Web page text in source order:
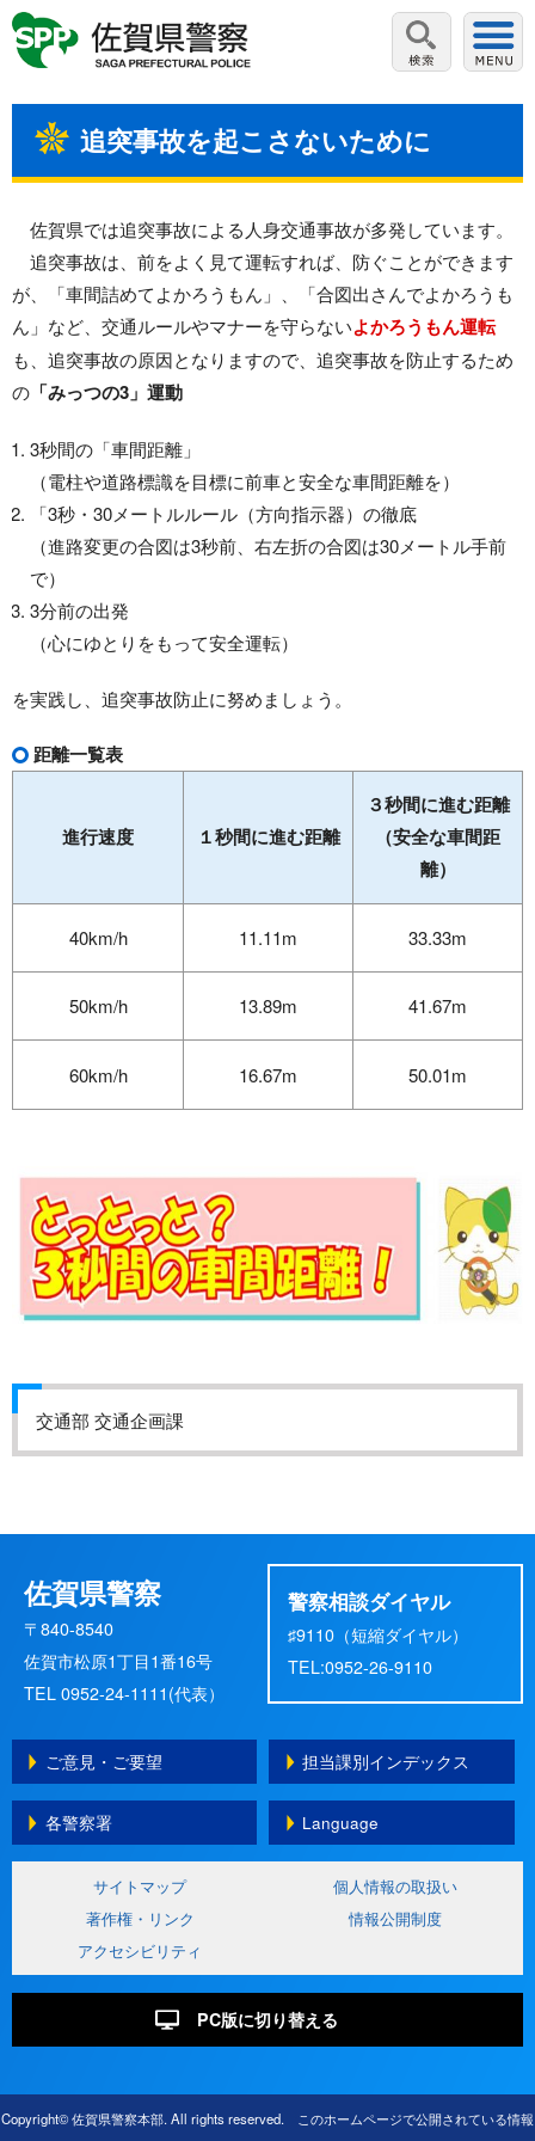
追突事故を起こさないために
佐賀県では追突事故による人身交通事故が多発しています。
追突事故は、前をよく見て運転すれば、防ぐことができます
が、「車間詰めてよかろうもん」、「合図出さんでよかろうも
ん」など、交通ルールやマナーを守らないよかろうもん運転
も、追突事故の原因となりますので、追突事故を防止するため
の 「みっつの3」運動
3秒間の「車間距離」
（電柱や道路標識を目標に前車と安全な車間距離を）
「3秒・30メートルルール（方向指示器）の徹底
（進路変更の合図は3秒前、右左折の合図は30メートル手前
で）
3分前の出発
（心にゆとりをもって安全運転）
を実践し、追突事故防止に努めましょう。
距離一覧表
進行速度 １秒間に進む距離
３秒間に進む距離
（安全な車間距
離）
40km/h 11.11m 33.33m
50km/h 13.89m 41.67m
60km/h 16.67m 50.01m
交通部 交通企画課
佐賀県警察
〒840-8540
佐賀市松原1丁目1番16号
TEL 0952-24-1111(代表）
警察相談ダイヤル
♯9110（短縮ダイヤル）
TEL:0952-26-9110
ご意見・ご要望 担当課別インデックス
各警察署 Language
サイトマップ
個人情報の取扱い
著作権・リンク
情報公開制度
アクセシビリティ
PC版に切り替える
Copyright© 佐賀県警察本部. All rights reserved. このホームページで公開されている情報